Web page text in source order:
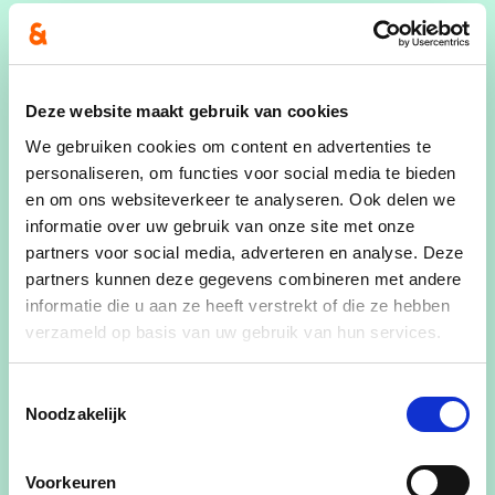
Deze website maakt gebruik van cookies
We gebruiken cookies om content en advertenties te
personaliseren, om functies voor social media te bieden
en om ons websiteverkeer te analyseren. Ook delen we
informatie over uw gebruik van onze site met onze
partners voor social media, adverteren en analyse. Deze
partners kunnen deze gegevens combineren met andere
informatie die u aan ze heeft verstrekt of die ze hebben
verzameld op basis van uw gebruik van hun services.
Noodzakelijk
Voorkeuren
worden. Dit is niet zomaar ‘een’ pand is, ergens in
het dorp. Het is
een beeldbepalend gebouw, op
de uitkomst van een inspraaktraject sociale
woningen zijn, dan kan de verkoop uiteraard
graag plaatsvinden.”
“Een mogelijke te onderzoeken piste kan een
open dorpshuis zijn
waar allerlei functies
samenkomen en die de sociale verbondenheid
versterkt ”, geeft Duhayon alvast als suggestie
aan het gemeentebestuur. “Dit kan gaan van
zorgorganisaties, een zitdag van
ondersteunen, maar ook vergaderruimtes voor
voordrachten, cultuur of andere functies waar